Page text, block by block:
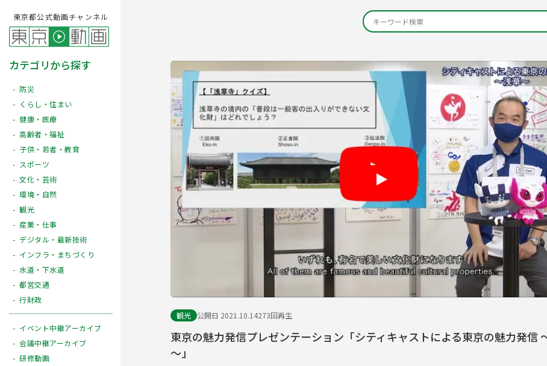
東京都公式動画チャンネル
カテゴリから探す
防災
くらし・住まい
健康・医療
高齢者・福祉
子供・若者・教育
スポーツ
文化・芸術
環境・自然
観光
産業・仕事
デジタル・最新技術
インフラ・まちづくり
水道・下水道
都営交通
行財政
イベント中継アーカイブ
会議中継アーカイブ
研修動画
Play
観光 公開日 2021.10.14273回再生
東京の魅力発信プレゼンテーション「シティキャストによる東京の魅力発信
～」